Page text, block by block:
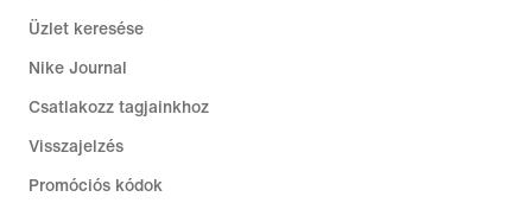
Üzlet keresése
Nike Journal
Csatlakozz tagjainkhoz
Visszajelzés
Promóciós kódok